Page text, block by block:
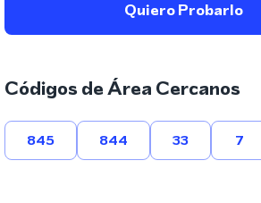
Quiero Probarlo
Códigos de Área Cercanos
845 844 33 7